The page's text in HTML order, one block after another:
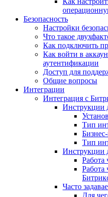
Безопасность
Настройки
Что такое
Как подключить
Как войти в
аутентификации
Доступ для
Общие вопросы
Интеграции
Интеграция с
Инструкции
Тип
Тип
Инструкции
Работа
Работа
Часто
Для